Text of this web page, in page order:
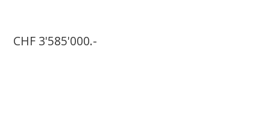
CHF 3'585'000.-